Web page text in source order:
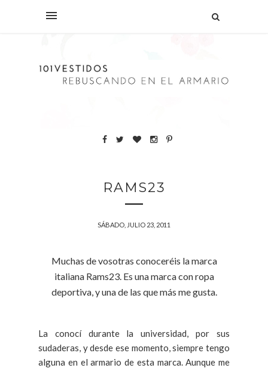
RAMS23
SÁBADO, JULIO 23, 2011
Muchas de vosotras conoceréis la marca
italiana Rams23. Es una marca con ropa
deportiva, y una de las que más me gusta.
La conocí durante la universidad, por sus
sudaderas, y desde ese momento, siempre tengo
alguna en el armario de esta marca. Aunque me